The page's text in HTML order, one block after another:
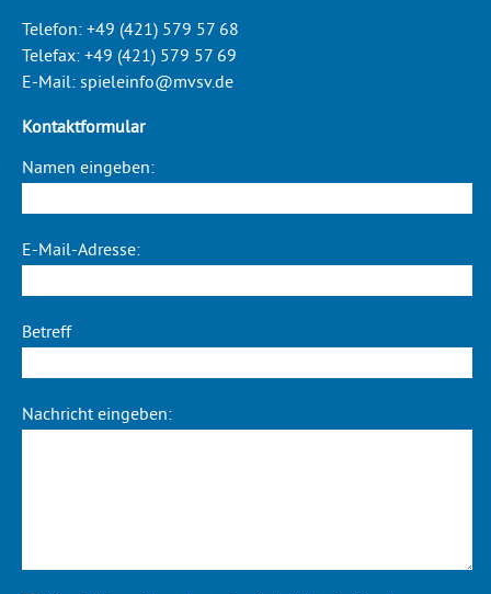
Telefon: +49 (421) 579 57 68
Telefax: +49 (421) 579 57 69
E-Mail: spieleinfo@mvsv.de
Kontaktformular
Namen eingeben:
E-Mail-Adresse:
Betreff
Nachricht eingeben: